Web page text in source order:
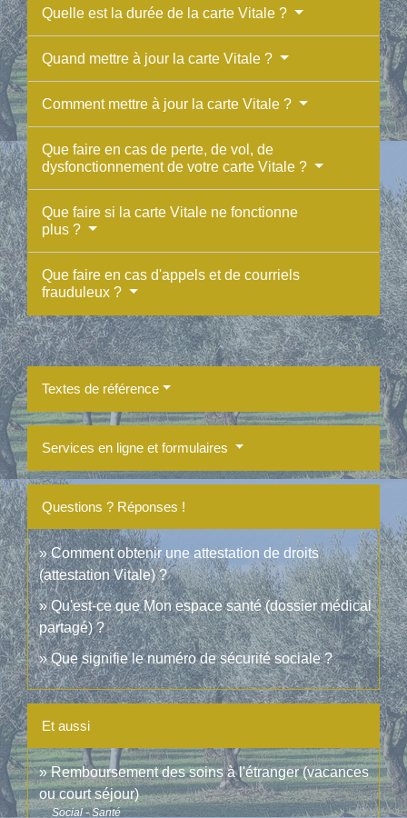
Quelle est la durée de la carte Vitale ?
Quand mettre à jour la carte Vitale ?
Comment mettre à jour la carte Vitale ?
Que faire en cas de perte, de vol, de
dysfonctionnement de votre carte Vitale ?
Que faire si la carte Vitale ne fonctionne
plus ?
Que faire en cas d'appels et de courriels
frauduleux ?
Textes de référence
Services en ligne et formulaires
Questions ? Réponses !
Comment obtenir une attestation de droits
(attestation Vitale) ?
Qu'est-ce que Mon espace santé (dossier médical
partagé) ?
Que signifie le numéro de sécurité sociale ?
Et aussi
Remboursement des soins à l'étranger (vacances
ou court séjour)
Social - Santé